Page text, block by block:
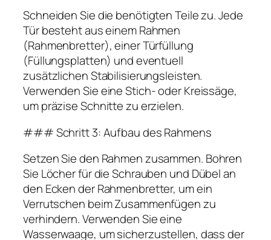
Schneiden Sie die benötigten Teile zu. Jede
Tür besteht aus einem Rahmen
(Rahmenbretter), einer Türfüllung
(Füllungsplatten) und eventuell
zusätzlichen Stabilisierungsleisten.
Verwenden Sie eine Stich- oder Kreissäge,
um präzise Schnitte zu erzielen.
### Schritt 3: Aufbau des Rahmens
Setzen Sie den Rahmen zusammen. Bohren
Sie Löcher für die Schrauben und Dübel an
den Ecken der Rahmenbretter, um ein
Verrutschen beim Zusammenfügen zu
verhindern. Verwenden Sie eine
Wasserwaage, um sicherzustellen, dass der